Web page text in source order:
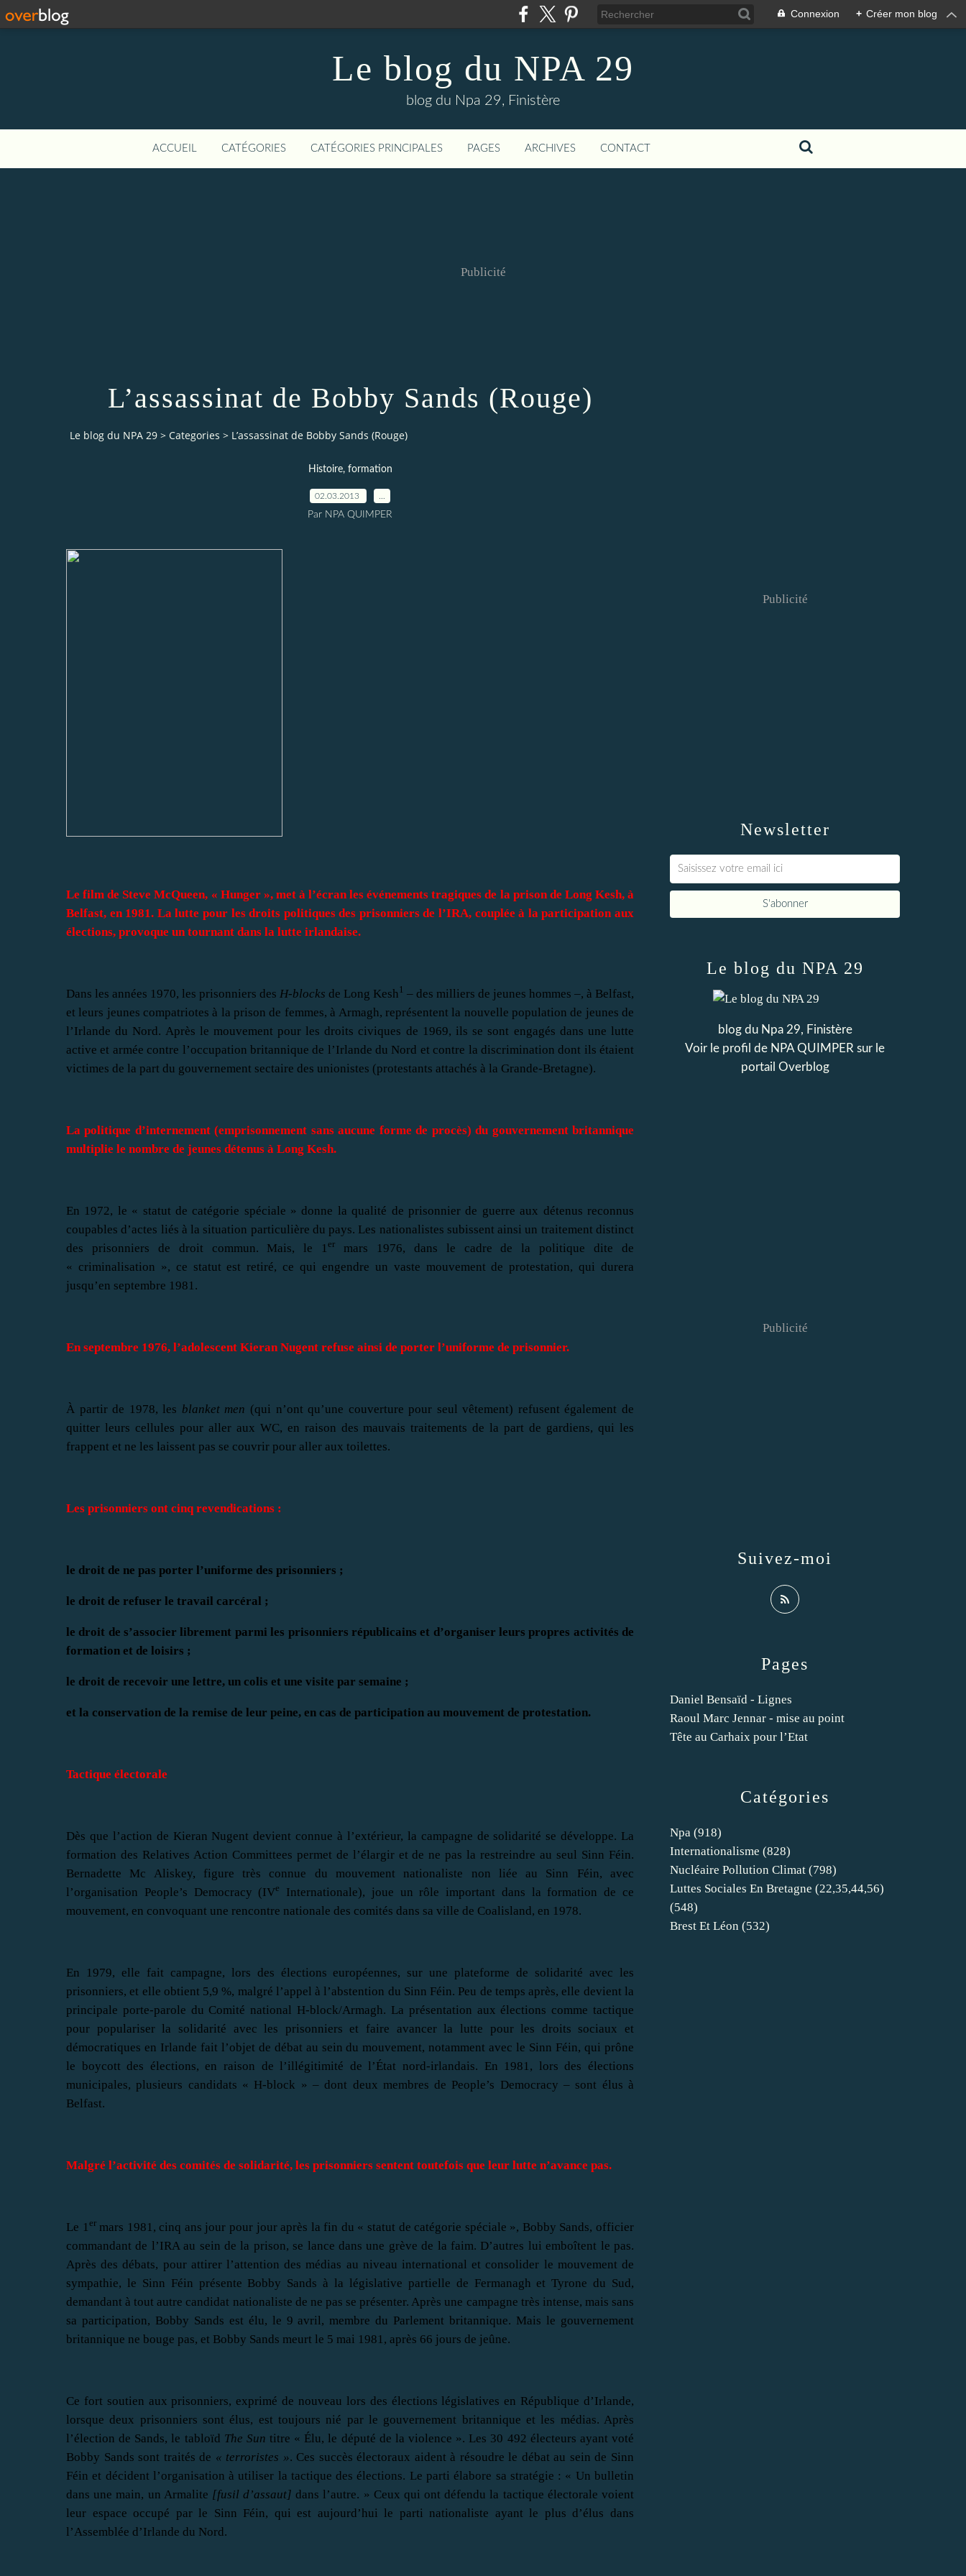
Connexion + Créer mon blog
Le blog du NPA 29
blog du Npa 29, Finistère
ACCUEIL CATÉGORIES CATÉGORIES PRINCIPALES PAGES ARCHIVES CONTACT
Publicité
L’assassinat de Bobby Sands (Rouge)
Le blog du NPA 29 > Categories > L’assassinat de Bobby Sands (Rouge)
Histoire, formation
02.03.2013
Par NPA QUIMPER
Le film de Steve McQueen, « Hunger », met à l’écran les événements tragiques de la prison de Long Kesh, à
Belfast, en 1981. La lutte pour les droits politiques des prisonniers de l’IRA, couplée à la participation aux
élections, provoque un tournant dans la lutte irlandaise.
Dans les années 1970, les prisonniers des H-blocks de Long Kesh 1 – des milliers de jeunes hommes –, à Belfast,
et leurs jeunes compatriotes à la prison de femmes, à Armagh, représentent la nouvelle population de jeunes de
l’Irlande du Nord. Après le mouvement pour les droits civiques de 1969, ils se sont engagés dans une lutte
active et armée contre l’occupation britannique de l’Irlande du Nord et contre la discrimination dont ils étaient
victimes de la part du gouvernement sectaire des unionistes (protestants attachés à la Grande-Bretagne).
La politique d’internement (emprisonnement sans aucune forme de procès) du gouvernement britannique
multiplie le nombre de jeunes détenus à Long Kesh.
En 1972, le « statut de catégorie spéciale » donne la qualité de prisonnier de guerre aux détenus reconnus
coupables d’actes liés à la situation particulière du pays. Les nationalistes subissent ainsi un traitement distinct
des prisonniers de droit commun. Mais, le 1er
mars 1976, dans le cadre de la politique dite de
« criminalisation », ce statut est retiré, ce qui engendre un vaste mouvement de protestation, qui durera
jusqu’en septembre 1981.
En septembre 1976, l’adolescent Kieran Nugent refuse ainsi de porter l’uniforme de prisonnier.
À partir de 1978, les blanket men (qui n’ont qu’une couverture pour seul vêtement) refusent également de
quitter leurs cellules pour aller aux WC, en raison des mauvais traitements de la part de gardiens, qui les
frappent et ne les laissent pas se couvrir pour aller aux toilettes.
Les prisonniers ont cinq revendications :
le droit de ne pas porter l’uniforme des prisonniers ;
le droit de refuser le travail carcéral ;
le droit de s’associer librement parmi les prisonniers républicains et d’organiser leurs propres activités de
formation et de loisirs ;
le droit de recevoir une lettre, un colis et une visite par semaine ;
et la conservation de la remise de leur peine, en cas de participation au mouvement de protestation.
Tactique électorale
Dès que l’action de Kieran Nugent devient connue à l’extérieur, la campagne de solidarité se développe. La
formation des Relatives Action Committees permet de l’élargir et de ne pas la restreindre au seul Sinn Féin.
Bernadette Mc Aliskey, figure très connue du mouvement nationaliste non liée au Sinn Féin, avec
l’organisation People’s Democracy (IVe
Internationale), joue un rôle important dans la formation de ce
mouvement, en convoquant une rencontre nationale des comités dans sa ville de Coalisland, en 1978.
En 1979, elle fait campagne, lors des élections européennes, sur une plateforme de solidarité avec les
prisonniers, et elle obtient 5,9 %, malgré l’appel à l’abstention du Sinn Féin. Peu de temps après, elle devient la
principale porte-parole du Comité national H-block/Armagh. La présentation aux élections comme tactique
pour populariser la solidarité avec les prisonniers et faire avancer la lutte pour les droits sociaux et
démocratiques en Irlande fait l’objet de débat au sein du mouvement, notamment avec le Sinn Féin, qui prône
le boycott des élections, en raison de l’illégitimité de l’État nord-irlandais. En 1981, lors des élections
municipales, plusieurs candidats « H-block » – dont deux membres de People’s Democracy – sont élus à
Belfast.
Malgré l’activité des comités de solidarité, les prisonniers sentent toutefois que leur lutte n’avance pas.
Le 1 ermars 1981, cinq ans jour pour jour après la fin du « statut de catégorie spéciale », Bobby Sands, officier
commandant de l’IRA au sein de la prison, se lance dans une grève de la faim. D’autres lui emboîtent le pas.
Après des débats, pour attirer l’attention des médias au niveau international et consolider le mouvement de
sympathie, le Sinn Féin présente Bobby Sands à la législative partielle de Fermanagh et Tyrone du Sud,
demandant à tout autre candidat nationaliste de ne pas se présenter. Après une campagne très intense, mais sans
sa participation, Bobby Sands est élu, le 9 avril, membre du Parlement britannique. Mais le gouvernement
britannique ne bouge pas, et Bobby Sands meurt le 5 mai 1981, après 66 jours de jeûne.
Ce fort soutien aux prisonniers, exprimé de nouveau lors des élections législatives en République d’Irlande,
lorsque deux prisonniers sont élus, est toujours nié par le gouvernement britannique et les médias. Après
l’élection de Sands, le tabloïd The Sun titre « Élu, le député de la violence ». Les 30 492 électeurs ayant voté
Bobby Sands sont traités de « terroristes ». Ces succès électoraux aident à résoudre le débat au sein de Sinn
Féin et décident l’organisation à utiliser la tactique des élections. Le parti élabore sa stratégie : « Un bulletin
dans une main, un Armalite [fusil d’assaut] dans l’autre. » Ceux qui ont défendu la tactique électorale voient
leur espace occupé par le Sinn Féin, qui est aujourd’hui le parti nationaliste ayant le plus d’élus dans
l’Assemblée d’Irlande du Nord.
Newsletter
Publicité
Catégories
Npa (918)
Internationalisme (828)
Nucléaire Pollution Climat (798)
Luttes Sociales En Bretagne (22,35,44,56)
(548)
Brest Et Léon (532)
Pages
Daniel Bensaïd - Lignes
Raoul Marc Jennar - mise au point
Tête au Carhaix pour l’Etat
Le blog du NPA 29
blog du Npa 29, Finistère
Voir le profil de NPA QUIMPER sur le
portail Overblog
Suivez-moi
Publicité